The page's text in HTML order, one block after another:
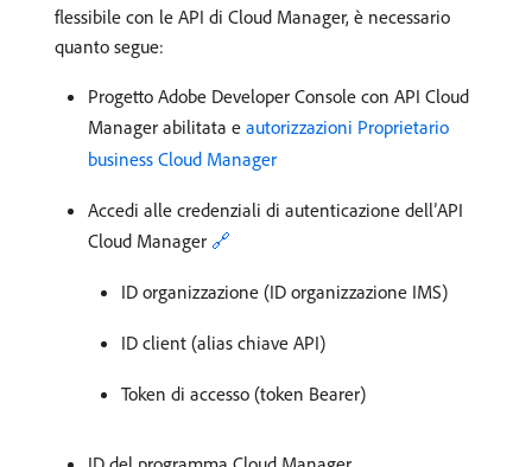
flessibile con le API di Cloud Manager, è necessario
quanto segue:
Progetto Adobe Developer Console con API Cloud
Manager abilitata e autorizzazioni Proprietario
business Cloud Manager
Accedi alle credenziali di autenticazione dell’API
Cloud Manager 🔗
ID organizzazione (ID organizzazione IMS)
ID client (alias chiave API)
Token di accesso (token Bearer)